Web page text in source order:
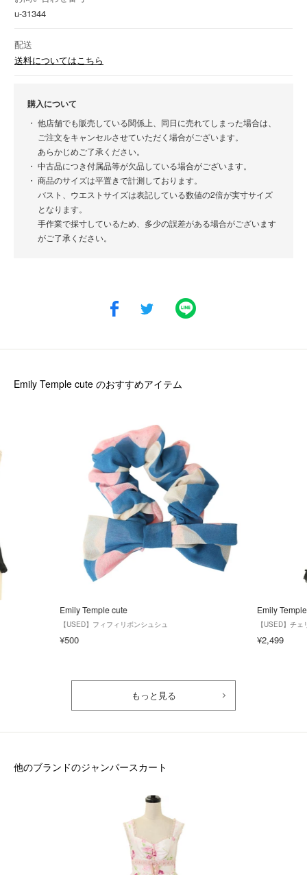
u-31344
配送
送料についてはこちら
購入について
他店舗でも販売している関係上、同日に売れてしまった場合は、
ご注文をキャンセルさせていただく場合がございます。
あらかじめご了承ください。
中古品につき付属品等が欠品している場合がございます。
商品のサイズは平置きで計測しております。
バスト、ウエストサイズは表記している数値の2倍が実寸サイズ
となります。
手作業で採寸しているため、多少の誤差がある場合がございます
がご了承ください。
Emily Temple cute のおすすめアイテム
Emily Temple cute
【USED】フィフィリボンシュシュ
¥500
Emily
【USED】チ
¥2,499
もっと見る
他のブランドのジャンパースカート